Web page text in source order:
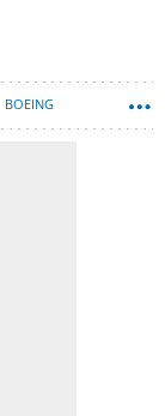
BOEING